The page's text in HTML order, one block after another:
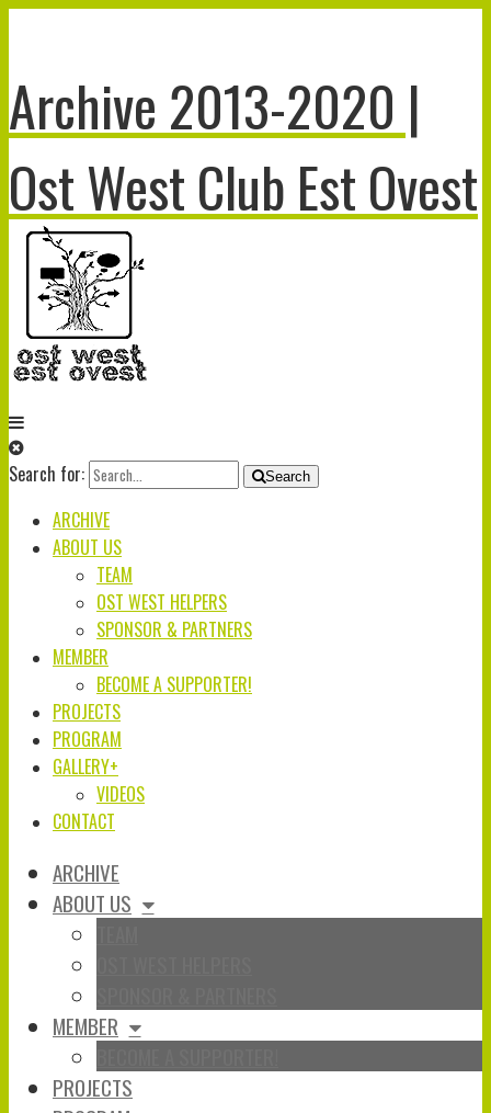
Archive 2013-2020 |
Ost West Club Est Ovest
Search for: Search
ARCHIVE
ABOUT US
TEAM
OST WEST HELPERS
SPONSOR & PARTNERS
MEMBER
BECOME A SUPPORTER!
PROJECTS
PROGRAM
GALLERY+
VIDEOS
CONTACT
ARCHIVE
ABOUT US
MEMBER
PROJECTS